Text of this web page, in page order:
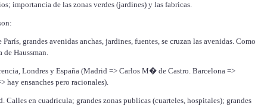
importancia de las zonas verdes (jardines) y las fabricas.
París, grandes avenidas anchas, jardines, fuentes, se cruzan las avenidas. Como
de Haussman.
Londres y España (Madrid => Carlos M� de Castro. Barcelona =>
hay ensanches pero racionales).
en cuadricula; grandes zonas publicas (cuarteles, hospitales); grandes